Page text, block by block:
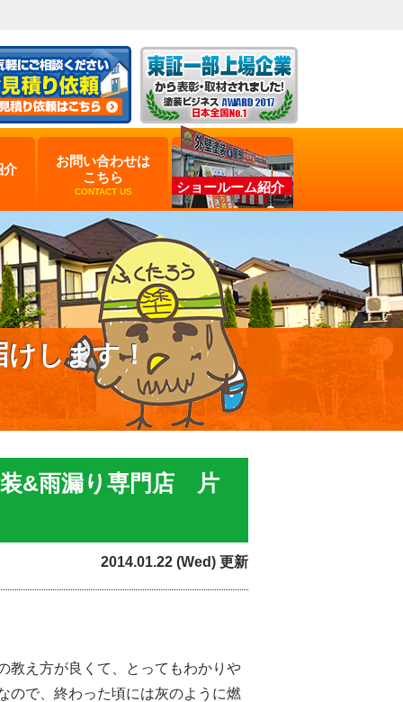
介
お問い合わせは
こちら
CONTACT US ショールーム紹介
けします！
&雨漏り専門店 片
2014.01.22 (Wed) 更新
教え方が良くて、とってもわかりや
ので、終わった頃には灰のように燃